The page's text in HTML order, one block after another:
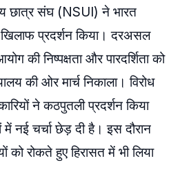
छात्र संघ (NSUI) ने भारत
प्रदर्शन किया। दरअसल
की निष्पक्षता और पारदर्शिता को
की ओर मार्च निकाला। विरोध
ने कठपुतली प्रदर्शन किया
में नई चर्चा छेड़ दी है। इस दौरान
को रोकते हुए हिरासत में भी लिया